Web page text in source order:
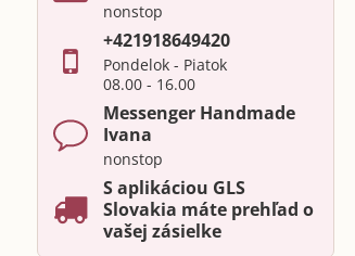
nonstop
+421918649420
Pondelok - Piatok
08.00 - 16.00
Messenger Handmade
Ivana
nonstop
S aplikáciou GLS
Slovakia máte prehľad o
vašej zásielke